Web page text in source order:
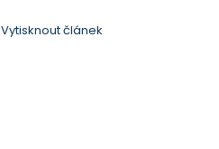
Vytisknout článek